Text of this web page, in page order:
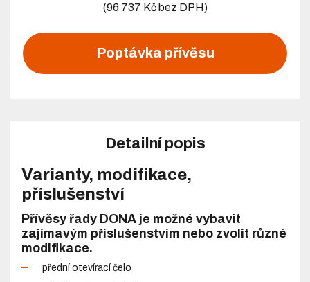
(96 737 Kč bez DPH)
Poptávka přívěsu
Detailní popis
Varianty, modifikace,
příslušenství
Přívěsy řady DONA je možné vybavit
zajímavým příslušenstvím nebo zvolit různé
modifikace.
přední otevírací čelo